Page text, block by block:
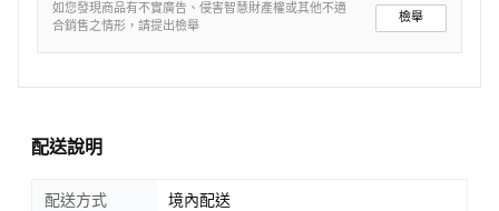
如您發現商品有不實廣告、侵害智慧財產權或其他不適
合銷售之情形，請提出檢舉
檢舉
配送說明
配送方式 境內配送